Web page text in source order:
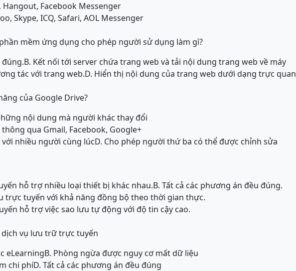
Hangout, Facebook Messenger
Skype, ICQ, Safari, AOL Messenger
mềm ứng dụng cho phép người sử dụng làm gì?
đúng.B. Kết nối tới server chứa trang web và tải nội dung trang web về máy
tác với trang web.D. Hiển thị nội dung của trang web dưới dạng trực quan
của Google Drive?
nội dung mà người khác thay đổi
qua Gmail, Facebook, Google+
với nhiều người cùng lúcD. Cho phép người thứ ba có thể được chỉnh sửa
hỗ trợ nhiều loại thiết bị khác nhau.B. Tất cả các phương án đều đúng.
trực tuyến với khả năng đồng bộ theo thời gian thực.
hỗ trợ việc sao lưu tự động với độ tin cậy cao.
dịch vụ lưu trữ trực tuyến
eLearningB. Phòng ngừa được nguy cơ mất dữ liệu
chi phíD. Tất cả các phương án đều đúng